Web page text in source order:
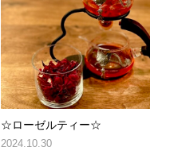
☆ローゼルティー☆
2024.10.30